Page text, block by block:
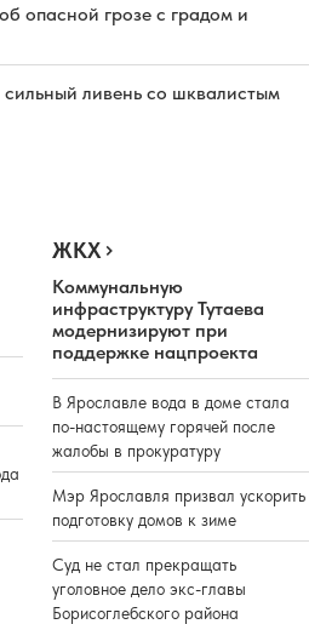
опасной грозе с градом и
ливень со шквалистым
ЖКХ
Коммунальную
инфраструктуру Тутаева
модернизируют при
поддержке нацпроекта
В Ярославле вода в доме стала
по-настоящему горячей после
жалобы в прокуратуру
Мэр Ярославля призвал ускорить
подготовку домов к зиме
Суд не стал прекращать
уголовное дело экс-главы
Борисоглебского района